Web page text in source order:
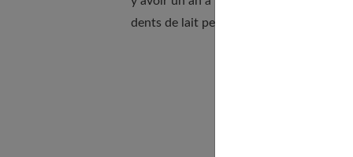
dents de lait peuvent tomber dès l'âge